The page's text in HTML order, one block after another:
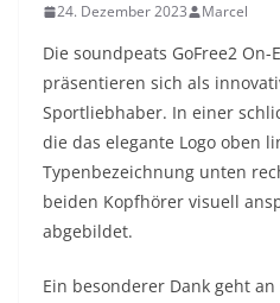
24. Dezember 2023 Marcel
Die soundpeats GoFree2
präsentieren sich als
Sportliebhaber. In einer
die das elegante Logo oben
Typenbezeichnung unten
beiden Kopfhörer visuell
abgebildet.
Ein besonderer Dank geht